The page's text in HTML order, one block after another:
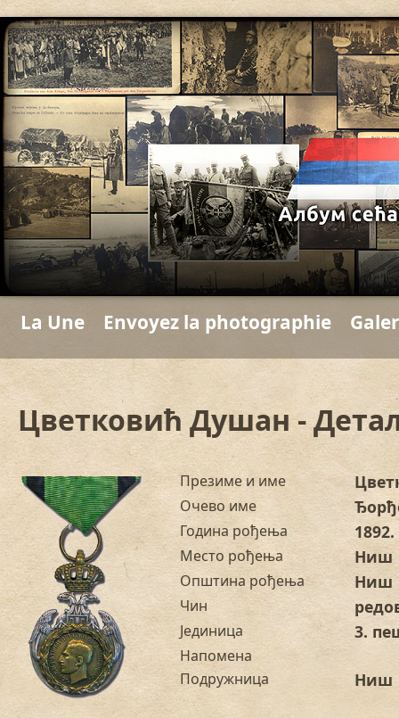
La Une Envoyez la photographie
Цветковић Душан -
Презиме и име
Очево име
Година рођења 1892.
Место рођења Ниш
Општина рођења Ниш
Чин
Јединица 3.
Напомена
Подружница
Ниш